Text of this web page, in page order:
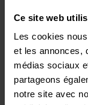
Ce site web
Les cookies
et les annonces,
médias sociaux
partageons
notre site avec
Matériau
Matériau
Masse/poids